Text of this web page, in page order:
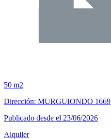
50 m2
Dirección: MURGUIONDO 1669
Publicado desde el 23/06/2026
Alquiler